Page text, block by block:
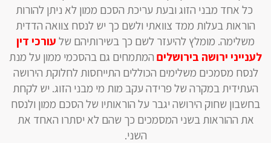
כל אחד מבני הזוג ובעת עריכת הסכם ממון לא ניתן להורות
הוראות בעלות ממד צוואתי ולשם כך יש לנסח צוואה הדדית
משלימה. מומלץ להיעזר לשם כך בשירותיהם של עורכי דין
לענייני ירושה בירושלים המתמחים גם בהסכמי ממון על מנת
לנסח מסמכים משלימים הכוללים התייחסות לחלוקת הירושה
העתידית במקרה של פרידה עקב מות מי מבני הזוג. יש לקחת
בחשבון שחוק הירושה יגבר על הוראותיו של הסכם ממון ולנסח
את ההוראות בשני המסמכים כך שהם לא יסתרו האחד את
השני.